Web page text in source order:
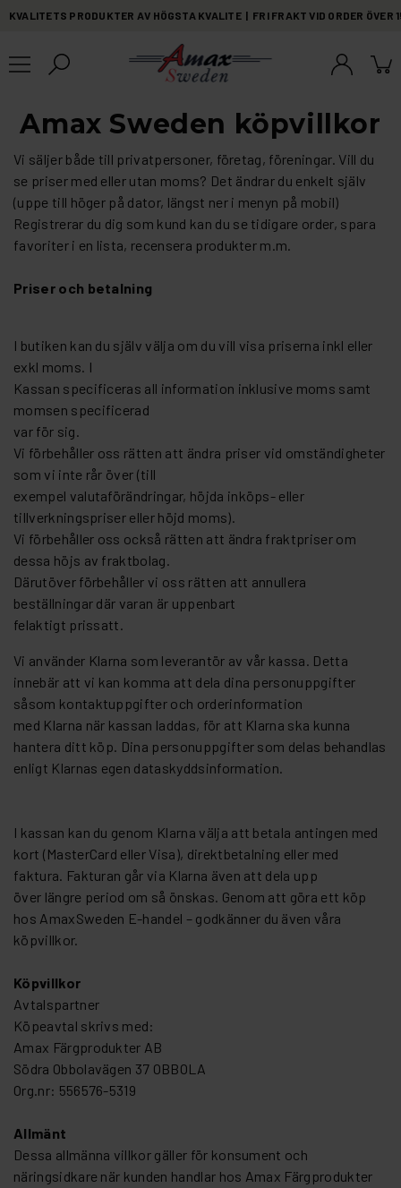
KVALITETS PRODUKTER AV HÖGSTA KVALITE | FRI FRAKT VID ORDER
Amax Sweden köpvillkor
Vi säljer både till privatpersoner, företag, föreningar. Vill du
se priser med eller utan moms? Det ändrar du enkelt själv
(uppe till höger på dator, längst ner i menyn på mobil)
Registrerar du dig som kund kan du se tidigare order, spara
favoriter i en lista, recensera produkter m.m.
Priser och betalning
I butiken kan du själv välja om du vill visa priserna inkl eller
exkl moms. I
Kassan specificeras all information inklusive moms samt
momsen specificerad
var för sig.
Vi förbehåller oss rätten att ändra priser vid omständigheter
som vi inte rår över (till
exempel valutaförändringar, höjda inköps- eller
tillverkningspriser eller höjd moms).
Vi förbehåller oss också rätten att ändra fraktpriser om
dessa höjs av fraktbolag.
Därutöver förbehåller vi oss rätten att annullera
beställningar där varan är uppenbart
felaktigt prissatt.
Vi använder Klarna som leverantör av vår kassa. Detta
innebär att vi kan komma att dela dina personuppgifter
såsom kontaktuppgifter och orderinformation
med Klarna när kassan laddas, för att Klarna ska kunna
hantera ditt köp. Dina personuppgifter som delas behandlas
enligt Klarnas egen dataskyddsinformation.
I kassan kan du genom Klarna välja att betala antingen med
kort (MasterCard eller Visa), direktbetalning eller med
faktura. Fakturan går via Klarna även att dela upp
över längre period om så önskas. Genom att göra ett köp
hos AmaxSweden E-handel – godkänner du även våra
köpvillkor.
Köpvillkor
Avtalspartner
Köpeavtal skrivs med:
Amax Färgprodukter AB
Södra Obbolavägen 37 OBBOLA
Org.nr: 556576-5319
Allmänt
Dessa allmänna villkor gäller för konsument och
näringsidkare när kunden handlar hos Amax Färgprodukter